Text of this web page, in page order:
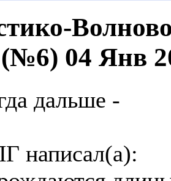
04 Янв
дальше -
написал(а):